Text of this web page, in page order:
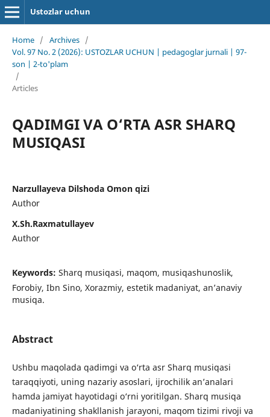
Ustozlar uchun
Home / Archives /
Vol. 97 No. 2 (2026): USTOZLAR UCHUN | pedagoglar jurnali | 97-
son | 2-to'plam
/
Articles
QADIMGI VA O‘RTA ASR SHARQ
MUSIQASI
Narzullayeva Dilshoda Omon qizi
Author
X.Sh.Raxmatullayev
Author
Keywords: Sharq musiqasi, maqom, musiqashunoslik,
Forobiy, Ibn Sino, Xorazmiy, estetik madaniyat, an’anaviy
musiqa.
Abstract
Ushbu maqolada qadimgi va o‘rta asr Sharq musiqasi
taraqqiyoti, uning nazariy asoslari, ijrochilik an’analari
hamda jamiyat hayotidagi o‘rni yoritilgan. Sharq musiqa
madaniyatining shakllanish jarayoni, maqom tizimi rivoji va